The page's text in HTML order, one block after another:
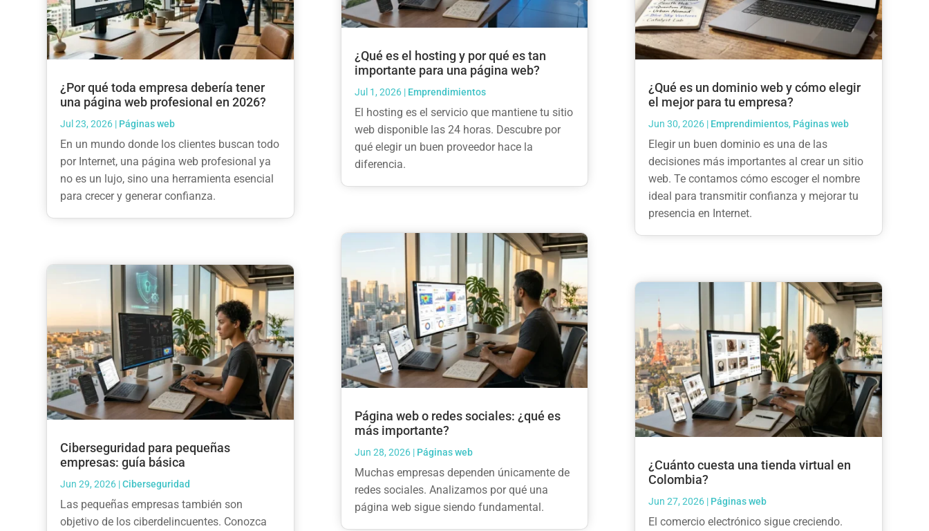
¿Por qué toda empresa debería tener
una página web profesional en 2026?
Jul 23, 2026 | Páginas web
En un mundo donde los clientes buscan todo
por Internet, una página web profesional ya
no es un lujo, sino una herramienta esencial
para crecer y generar confianza.
Ciberseguridad para pequeñas
empresas: guía básica
Jun 29, 2026 |Ciberseguridad
Las pequeñas empresas también son
objetivo de los ciberdelincuentes. Conozca
¿Qué es el hosting y por qué es tan
importante para una página web?
Jul 1, 2026| Emprendimientos
El hosting es el servicio que mantiene tu sitio
web disponible las 24 horas. Descubre por
qué elegir un buen proveedor hace la
diferencia.
Página web o redes sociales: ¿qué es
más importante?
Jun 28, 2026| Páginas web
Muchas empresas dependen únicamente de
redes sociales. Analizamos por qué una
página web sigue siendo fundamental.
¿Qué es un dominio web y cómo elegir
el mejor para tu empresa?
Jun 30, 2026| Emprendimientos, Páginas web
Elegir un buen dominio es una de las
decisiones más importantes al crear un sitio
web. Te contamos cómo escoger el nombre
ideal para transmitir confianza y mejorar tu
presencia en Internet.
¿Cuánto cuesta una tienda virtual en
Colombia?
Jun 27, 2026| Páginas web
El comercio electrónico sigue creciendo.